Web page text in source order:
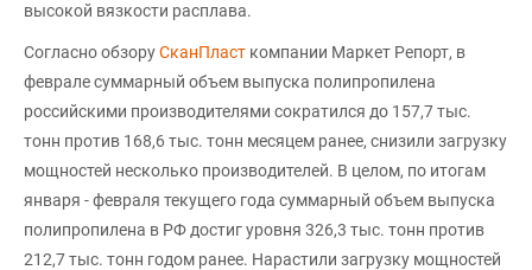
высокой вязкости расплава.
Согласно обзоруСканПласт компании Маркет Репорт, в
феврале суммарный объем выпуска полипропилена
российскими производителями сократился до 157,7 тыс.
тонн против 168,6 тыс. тонн месяцем ранее, снизили загрузку
мощностей несколько производителей. В целом, по итогам
января - февраля текущего года суммарный объем выпуска
полипропилена в РФ достиг уровня 326,3 тыс. тонн против
212,7 тыс. тонн годом ранее. Нарастили загрузку мощностей